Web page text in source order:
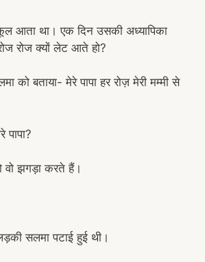
आता था। एक दिन उसकी अध्यापिका
रोज क्यों लेट आते हो?
को बताया- मेरे पापा हर रोज़ मेरी मम्मी से
पापा?
वो झगड़ा करते हैं।
सलमा पटाई हुई थी।